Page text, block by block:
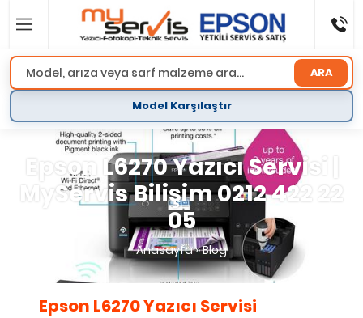
ARA
Model Karşılaştır
Epson L6270 Yazıcı Servisi |
MyServis Bilişim 0212 422 22
05
Anasayfa»Blog
Epson L6270 Yazıcı Servisi